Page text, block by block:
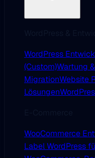
WordPress
(Custom)Wartung
MigrationWebsite
Lösungen
WooCommerce
Label WordPress